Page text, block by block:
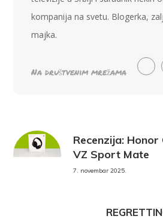
kompanija na svetu. Blogerka,
majka.
Na društvenim mrežama
Recenzija: Honor
VZ Sport Mate
7. novembar 2025.